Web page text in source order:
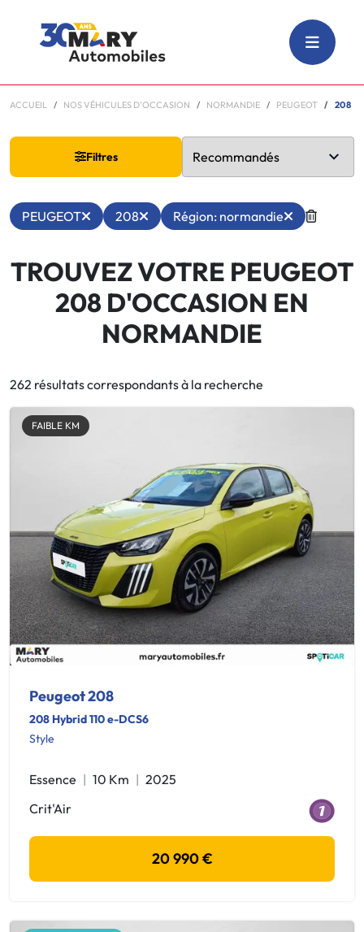
ACCUEIL NOS VÉHICULES D'OCCASION NORMANDIE PEUGEOT 208
Filtres
PEUGEOT 208 Région: normandie
TROUVEZ VOTRE PEUGEOT
208 D'OCCASION EN
NORMANDIE
262 résultats correspondants à la recherche
FAIBLE KM
Peugeot 208
208 Hybrid 110 e-DCS6
Style
Essence 10 Km
2025
Crit'Air
20 990 €